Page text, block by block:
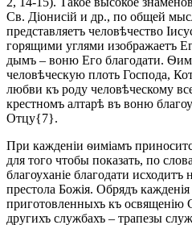
Св. Діонисій и др., по общей
представляетъ человѣчество
горящими углями изображаетъ
дымъ – воню Его благодати.
человѣческую плоть Господа,
любви къ роду человѣческому
крестномъ алтарѣ въ воню
Отцу{7}.
При кажденіи ѳиміамъ
для того чтобы показать, по
благоуханіе благодати исходитъ
престола Божія. Обрядъ
приготовленныхъ къ освященію
другихъ службахъ – трапезы